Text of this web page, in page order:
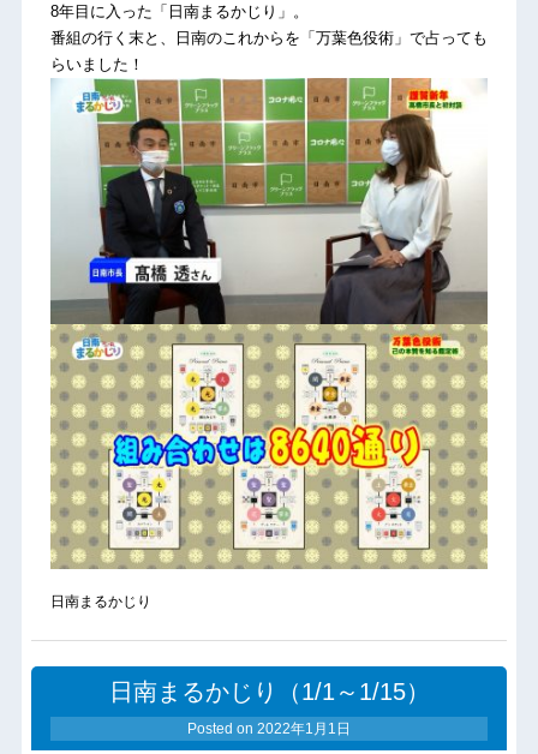
8年目に入った「日南まるかじり」。
番組の行く末と、日南のこれからを「万葉色役術」で占っても
らいました！
日南まるかじり
日南まるかじり（1/1～1/15）
Posted on 2022年1月1日